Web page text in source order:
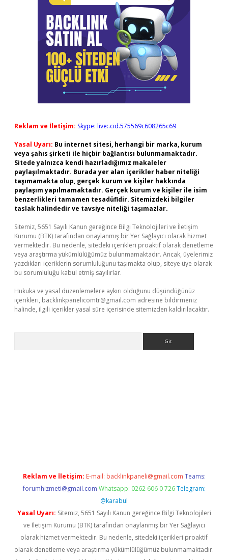
Reklam ve İletişim: Skype: live:.cid.575569c608265c69
Yasal Uyarı: Bu internet sitesi, herhangi bir marka, kurum
veya şahıs şirketi ile hiçbir bağlantısı bulunmamaktadır.
Sitede yalnızca kendi hazırladığımız makaleler
paylaşılmaktadır. Burada yer alan içerikler haber niteliği
taşımamakta olup, gerçek kurum ve kişiler hakkında
paylaşım yapılmamaktadır. Gerçek kurum ve kişiler ile isim
benzerlikleri tamamen tesadüfidir. Sitemizdeki bilgiler
taslak halindedir ve tavsiye niteliği taşımazlar.
Sitemiz, 5651 Sayılı Kanun gereğince Bilgi Teknolojileri ve İletişim
Kurumu (BTK) tarafından onaylanmış bir Yer Sağlayıcı olarak hizmet
vermektedir. Bu nedenle, sitedeki içerikleri proaktif olarak denetleme
veya araştırma yükümlülüğümüz bulunmamaktadır. Ancak, üyelerimiz
yazdıkları içeriklerin sorumluluğunu taşımakta olup, siteye üye olarak
bu sorumluluğu kabul etmiş sayılırlar.
Hukuka ve yasal düzenlemelere aykırı olduğunu düşündüğünüz
içerikleri, backlinkpanelicomtr@gmail.com adresine bildirmeniz
halinde, ilgili içerikler yasal süre içerisinde sitemizden kaldırılacaktır.
Reklam ve İletişim: E-mail: backlinkpaneli@gmail.com Teams:
forumhizmeti@gmail.com Whatsapp: 0262 606 0 726 Telegram:
@karabul
Yasal Uyarı: Sitemiz, 5651 Sayılı Kanun gereğince Bilgi Teknolojileri
ve İletişim Kurumu (BTK) tarafından onaylanmış bir Yer Sağlayıcı
olarak hizmet vermektedir. Bu nedenle, sitedeki içerikleri proaktif
olarak denetleme veya araştırma yükümlülüğümüz bulunmamaktadır.